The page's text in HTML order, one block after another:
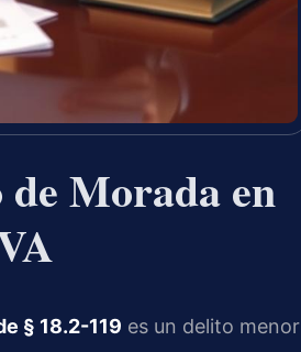
Morada en
§ 18.2-119 es un delito menor